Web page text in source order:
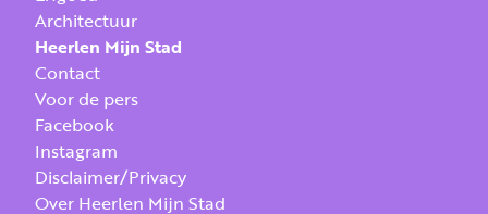
Architectuur
Heerlen Mijn Stad
Contact
Voor de pers
Facebook
Instagram
Disclaimer/Privacy
Over Heerlen Mijn Stad